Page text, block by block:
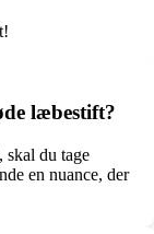
læbestift?
skal du tage
en nuance, der